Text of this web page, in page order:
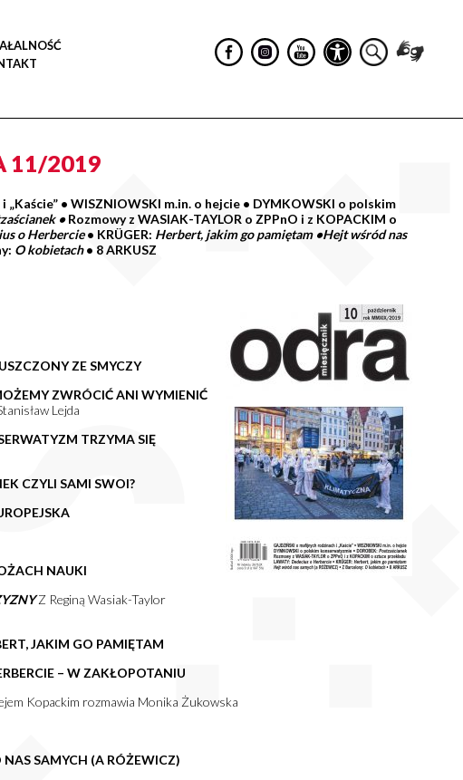
11/2019
„Kaście” • WISZNIOWSKI m.in. o hejcie • DYMKOWSKI o polskim
•Rozmowy z WASIAK-TAYLOR o ZPPnO i z KOPACKIM o
o Herbercie • KRÜGER: Herbert, jakim go pamiętam •Hejt wśród nas
O kobietach • 8 ARKUSZ
ZE SMYCZY
ZWRÓCIĆ ANI WYMIENIĆ
Lejda
TRZYMA SIĘ
CZYLI SAMI SWOI?
NAUKI
Z Reginą Wasiak-Taylor
JAKIM GO PAMIĘTAM
– W ZAKŁOPOTANIU
Kopackim rozmawia Monika Żukowska
NAS SAMYCH (A RÓŻEWICZ)